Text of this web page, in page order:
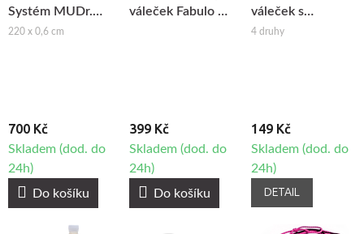
Systém MUDr.
Smíšek
220 x 0,6 cm
700 Kč
Skladem (dod. do
24h)
Do košíku
váleček Fabulo na
399 Kč
Skladem (dod. do
24h)
Do košíku
váleček s
mikrojehlami
4 druhy
149 Kč
Skladem (dod. do
24h)
DETAIL